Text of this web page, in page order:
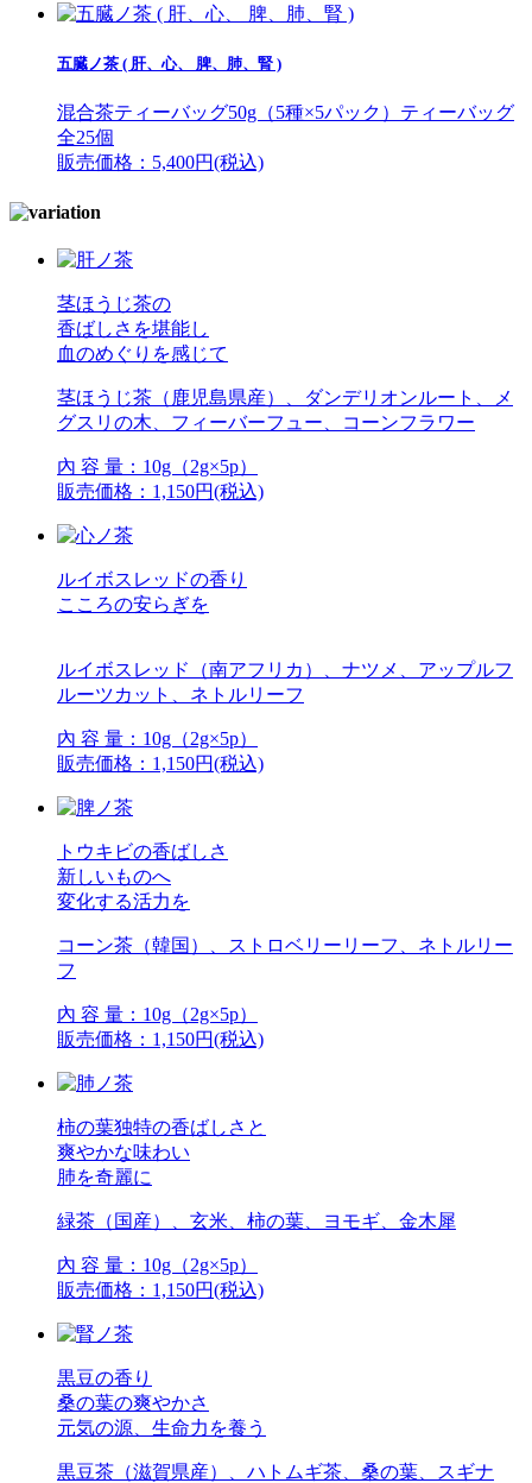
五臓ノ茶 ( 肝、心、 脾、肺、腎 )
混合茶ティーバッグ50g（5種×5パック）ティーバッグ
全25個
販売価格：5,400円(税込)
茎ほうじ茶の
香ばしさを堪能し
血のめぐりを感じて
茎ほうじ茶（鹿児島県産）、ダンデリオンルート、メ
グスリの木、フィーバーフュー、コーンフラワー
內 容 量：10g（2g×5p）
販売価格：1,150円(税込)
ルイボスレッドの香り
こころの安らぎを
ルイボスレッド（南アフリカ）、ナツメ、アップルフ
ルーツカット、ネトルリーフ
內 容 量：10g（2g×5p）
販売価格：1,150円(税込)
トウキビの香ばしさ
新しいものへ
変化する活力を
コーン茶（韓国）、ストロベリーリーフ、ネトルリー
フ
內 容 量：10g（2g×5p）
販売価格：1,150円(税込)
柿の葉独特の香ばしさと
爽やかな味わい
肺を奇麗に
緑茶（国産）、玄米、柿の葉、ヨモギ、金木犀
內 容 量：10g（2g×5p）
販売価格：1,150円(税込)
黒豆の香り
桑の葉の爽やかさ
元気の源、生命力を養う
黒豆茶（滋賀県産）、ハトムギ茶、桑の葉、スギナ